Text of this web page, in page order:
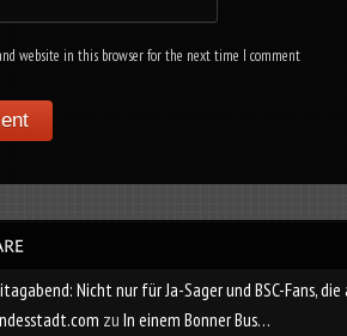
website in this browser for the next time I comment
Nicht nur für Ja-Sager und BSC-Fans,
zu In einem Bonner Bus…